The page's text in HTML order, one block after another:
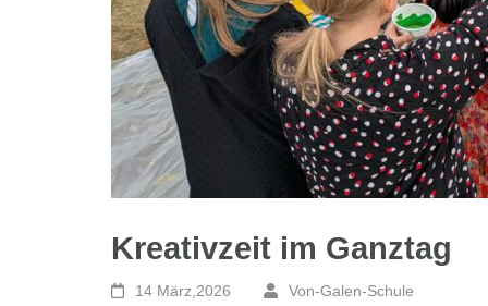
Kreativzeit im Ganztag
14 März,2026 Von-Galen-Schule